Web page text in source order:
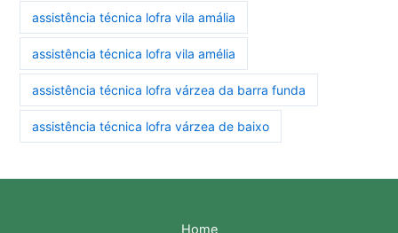
assistência técnica lofra vila amália
assistência técnica lofra vila amélia
assistência técnica lofra várzea da barra funda
assistência técnica lofra várzea de baixo
Home